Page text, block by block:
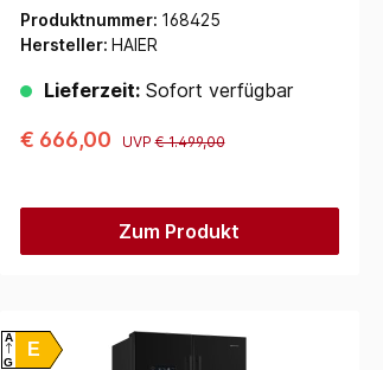
Produktnummer: 168425
Hersteller: HAIER
Lieferzeit:Sofort verfügbar
€ 666,00 UVP€ 1.499,00
Zum Produkt
E
A
G